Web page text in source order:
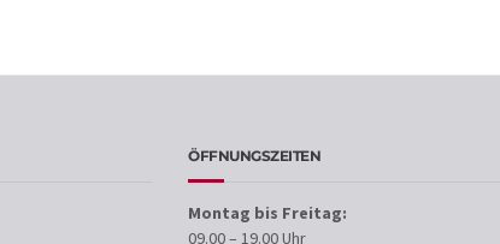
ÖFFNUNGSZEITEN
Montag bis Freitag:
09.00 – 19.00 Uhr